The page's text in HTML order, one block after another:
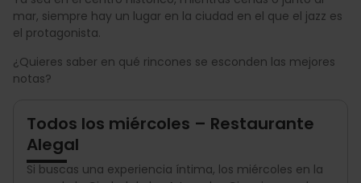
mar, siempre hay un lugar en la ciudad en el que el jazz es
el protagonista.
¿Quieres saber en qué rincones se esconden las mejores
notas?
Todos los miércoles – Restaurante
Alegal
Si buscas una experiencia íntima, los miércoles en la